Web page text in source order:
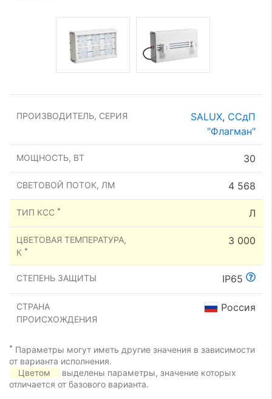
ПРОИЗВОДИТЕЛЬ, СЕРИЯ SALUX, ССдП
"Флагман"
МОЩНОСТЬ, ВТ 30
СВЕТОВОЙ ПОТОК, ЛМ 4 568
ТИП КСС * Л
ЦВЕТОВАЯ ТЕМПЕРАТУРА,
К *
3 000
СТЕПЕНЬ ЗАЩИТЫ IP65
СТРАНА
ПРОИСХОЖДЕНИЯ
Россия
* Параметры могут иметь другие значения в зависимости
от варианта исполнения.
Цветом
выделены параметры, значение которых
отличается от базового варианта.